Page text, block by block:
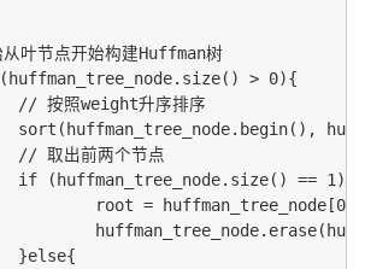
叶节点开始构建Huffman树
> 0){
// 按照weight升序排序
sort(huffman_tree_node.begin(),
// 取出前两个节点
if (huffman_tree_node.size() ==
root = huffman_tree_node[0];
}else{